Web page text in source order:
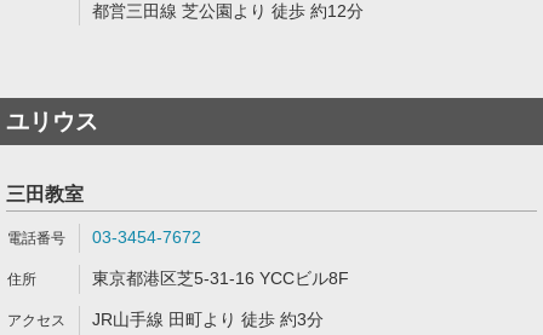
都営三田線 芝公園より 徒歩 約12分
ユリウス
三田教室
03-3454-7672
東京都港区芝5-31-16 YCCビル8F
JR山手線 田町より 徒歩 約3分